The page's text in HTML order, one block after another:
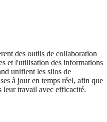
des outils de collaboration
et l'utilisation des informations
unifient les silos de
à jour en temps réel, afin que
leur travail avec efficacité.